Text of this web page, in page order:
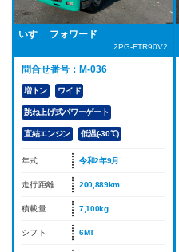
いすゞ フォワード
2PG-FTR90V2
問合せ番号：M-036
増トン ワイド
跳ね上げ式パワーゲート
直結エンジン 低温(-30℃)
年式 令和2年9月
走行距離 200,889km
積載量 7,100kg
シフト 6MT